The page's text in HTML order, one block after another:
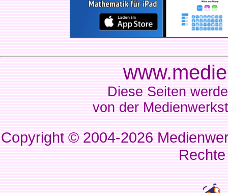
Diese Seiten
von der
Copyright © 2004-2026